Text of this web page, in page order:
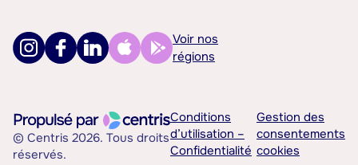
Voir nos
régions
© Centris 2026. Tous droits
réservés.
Conditions
d’utilisation –
Confidentialité
Gestion des
consentements
cookies